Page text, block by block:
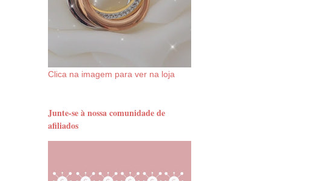
Clica na imagem para ver na loja
Junte-se à nossa comunidade de
afiliados